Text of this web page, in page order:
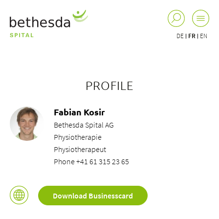
DE FR EN
PROFILE
Fabian Kosir
Bethesda Spital AG
Physiotherapie
Physiotherapeut
Phone +41 61 315 23 65
Download Businesscard